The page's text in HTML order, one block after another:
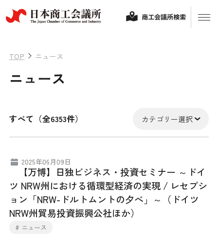
融資制度・補助金
保険・共済
会頭コメント
政策提言
商工会議所検索
TOP ニュース
ニュース
すべて（全6353件） カテゴリー選択
2025年06月09日
【万博】日独ビジネス・投資セミナー ～ドイ
ツ NRW州における循環型経済の実現 / レセプシ
ョン「NRW-ドルトムントの夕べ」～（ドイツ
NRW州貿易投資振興公社ほか）
# ニュース